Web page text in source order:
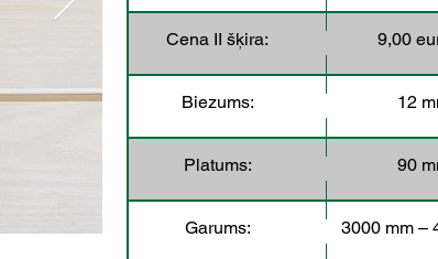
Cena II šķira: 9,00
Biezums: 12
Platums: 90
Garums: 3000 mm –